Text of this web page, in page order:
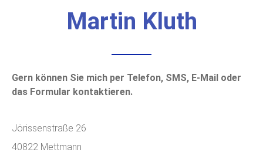
Martin Kluth
Gern können Sie mich per Telefon, SMS, E-Mail oder
das Formular kontaktieren.
Jörissenstraße 26
40822 Mettmann